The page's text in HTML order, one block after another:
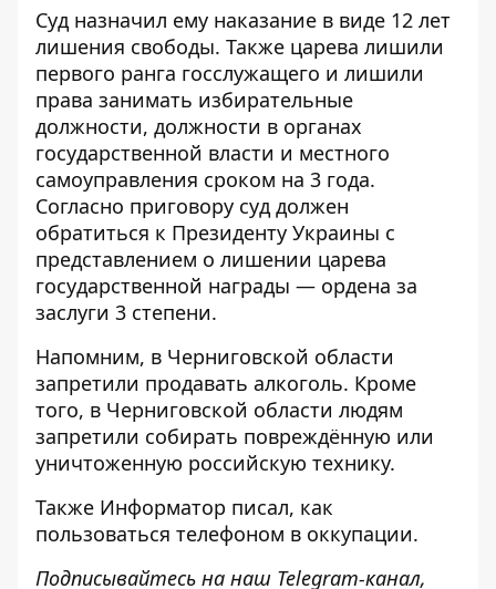
Суд назначил ему наказание в виде 12 лет
лишения свободы. Также царева лишили
первого ранга госслужащего и лишили
права занимать избирательные
должности, должности в органах
государственной власти и местного
самоуправления сроком на 3 года.
Согласно приговору суд должен
обратиться к Президенту Украины с
представлением о лишении царева
государственной награды — ордена за
заслуги 3 степени.
Напомним, в Черниговской области
запретили продавать алкоголь. Кроме
того, в Черниговской области людям
запретили собирать повреждённую или
уничтоженную российскую технику.
Также Информатор писал, как
пользоваться телефоном в оккупации.
Подписывайтесь на наш Telegram-канал,